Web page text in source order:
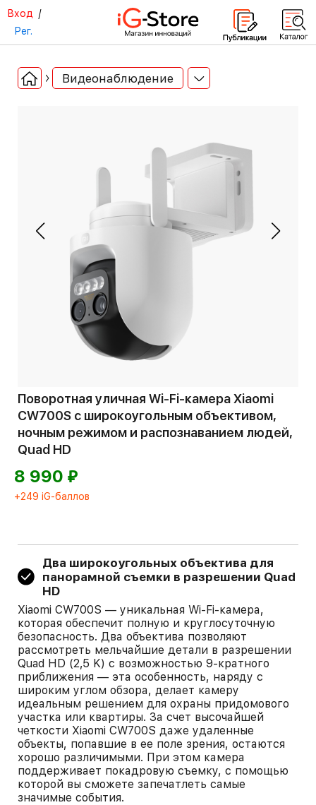
Вход /
Рег.
Видеонаблюдение
Поворотная уличная Wi-Fi-камера Xiaomi
CW700S с широкоугольным объективом,
ночным режимом и распознаванием людей,
Quad HD
8 990 ⃏
+249 iG-баллов
Два широкоугольных объектива для
панорамной съемки в разрешении Quad
HD
Xiaomi CW700S — уникальная Wi-Fi-камера,
которая обеспечит полную и круглосуточную
безопасность. Два объектива позволяют
рассмотреть мельчайшие детали в разрешении
Quad HD (2,5 K) с возможностью 9-кратного
приближения — эта особенность, наряду с
широким углом обзора, делает камеру
идеальным решением для охраны придомового
участка или квартиры. За счет высочайшей
четкости Xiaomi CW700S даже удаленные
объекты, попавшие в ее поле зрения, остаются
хорошо различимыми. При этом камера
поддерживает покадровую съемку, с помощью
которой вы сможете запечатлеть самые
значимые события.